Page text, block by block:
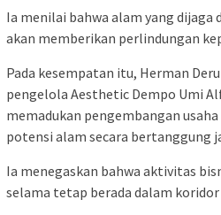
Ia menilai bahwa alam yang dijaga
akan memberikan perlindungan
Pada kesempatan itu, Herman
pengelola Aesthetic Dempo Umi
memadukan pengembangan
potensi alam secara bertanggung
Ia menegaskan bahwa aktivitas
selama tetap berada dalam